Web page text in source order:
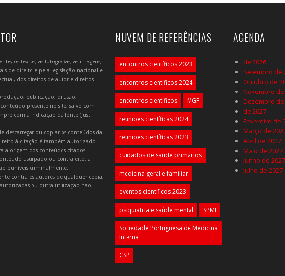
os textos, as fotografias, as imagens,
de direito e pela legislação nacional e
dos direitos de autor e direitos
publicação, difusão,
presente no site, salvo com
com a indicação da fonte (Just
ou copiar os conteúdos da
à citação é também autorizado
a origem dos conteúdos citados.
usurpado ou contrafeito, a
puníveis criminalmente.
contra os autores de qualquer cópia,
ou outra utilização não
NUVEM DE REFERÊNCIAS
encontros científicos 2023
encontros científicos 2024
encontros científicos MGF
reuniões científicas 2024
reuniões científicas 2023
cuidados de saúde primários
medicina geral e familiar
eventos científicos 2023
psiquiatria e saúde mental SPMI
Sociedade Portuguesa de Medicina
Interna
CSP
AGENDA
de 2026
Setembro de
Outubro de
Novembro de
Dezembro de
de 2027
Fevereiro de
Março de
Abril de 2027
Maio de 2027
Junho de 2027
Julho de 2027